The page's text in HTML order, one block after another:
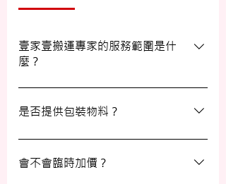
壹家壹搬運專家的服務範圍是什
麼？
壹家壹搬運專家的服務覆蓋港九及新界，無
論是一般搬屋服務還是商務搬遷，我們都能
是否提供包裝物料？
是的，我們會為客戶提供包裝物料。如有需
要，請隨時與我們的客戶服務員查詢。
會不會臨時加價？